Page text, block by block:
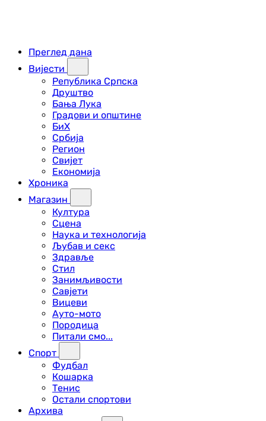
Преглед дана
Вијести
Република Српска
Друштво
Бања Лука
Градови и општине
БиХ
Србија
Регион
Свијет
Економија
Хроника
Магазин
Култура
Сцена
Наука и технологија
Љубав и секс
Здравље
Стил
Занимљивости
Савјети
Вицеви
Ауто-мото
Породица
Питали смо...
Спорт
Фудбал
Кошарка
Тенис
Остали спортови
Архива